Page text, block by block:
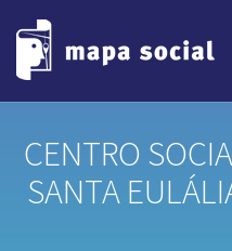
CENTRO
SANTA